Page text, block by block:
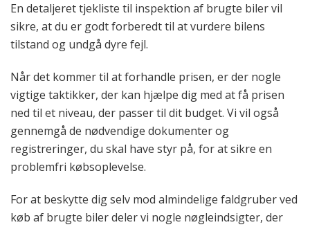
En detaljeret tjekliste til inspektion af brugte biler vil
sikre, at du er godt forberedt til at vurdere bilens
tilstand og undgå dyre fejl.
Når det kommer til at forhandle prisen, er der nogle
vigtige taktikker, der kan hjælpe dig med at få prisen
ned til et niveau, der passer til dit budget. Vi vil også
gennemgå de nødvendige dokumenter og
registreringer, du skal have styr på, for at sikre en
problemfri købsoplevelse.
For at beskytte dig selv mod almindelige faldgruber ved
køb af brugte biler deler vi nogle nøgleindsigter, der